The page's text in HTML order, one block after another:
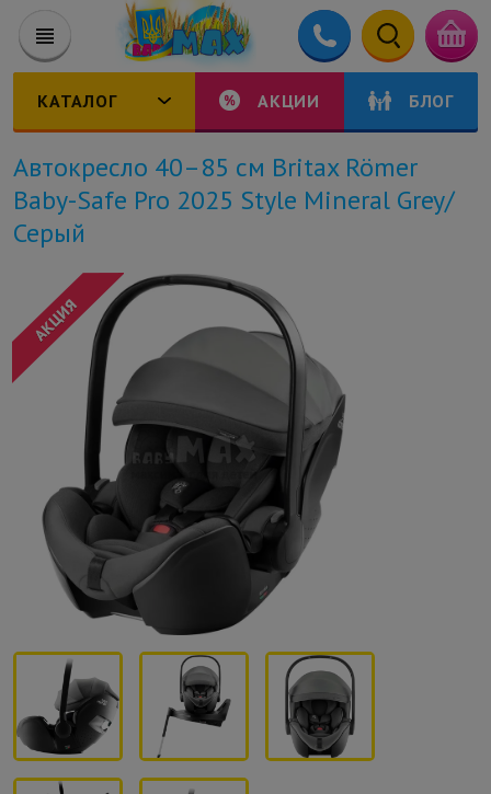
КАТАЛОГ АКЦИИ БЛОГ
Автокресло 40–85 см Britax Römer
Baby-Safe Pro 2025 Style Mineral Grey/
Серый